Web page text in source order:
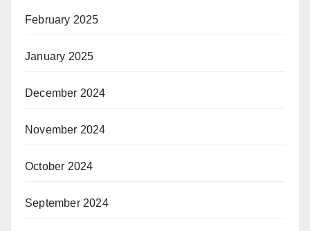
February 2025
January 2025
December 2024
November 2024
October 2024
September 2024